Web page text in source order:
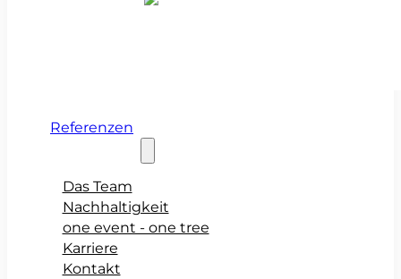
Referenzen
Das Team
Nachhaltigkeit
one event - one tree
Karriere
Kontakt